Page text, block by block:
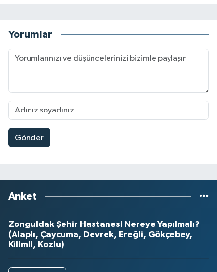
Yorumlar
Gönder
Anket
Zonguldak Şehir Hastanesi Nereye Yapılmalı?
(Alaplı, Çaycuma, Devrek, Ereğli, Gökçebey,
Kilimli, Kozlu)